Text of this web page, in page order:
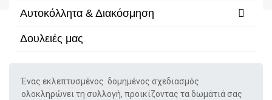
Αυτοκόλλητα & Διακόσμηση
Δουλειές μας
Φίλτρα/Κατηγορίες
Ένας εκλεπτυσμένος δομημένος σχεδιασμός
ολοκληρώνει τη συλλογή, προικίζοντας τα δωμάτιά σας